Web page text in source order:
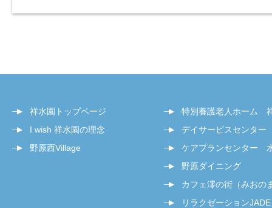
祥水園トップページ
I wish 祥水園の理念
野原西Village
特別養護老人ホーム
デイサービスセンタ
ケアプランセンター
野原ダイニング
カフェ澪の街（みおの
リラクゼーションJADE